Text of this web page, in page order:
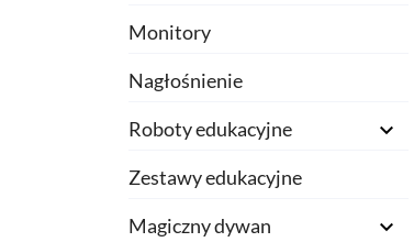
Monitory
Nagłośnienie
Roboty edukacyjne

Zestawy edukacyjne
Magiczny dywan
